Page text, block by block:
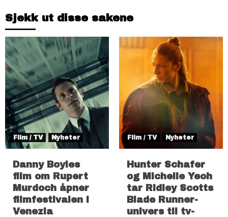
Sjekk ut disse sakene
Film / TV Nyheter
Danny Boyles
film om Rupert
Murdoch åpner
filmfestivalen i
Venezia
Film / TV Nyheter
Hunter Schafer
og Michelle Yeoh
tar Ridley Scotts
Blade Runner-
univers til tv-